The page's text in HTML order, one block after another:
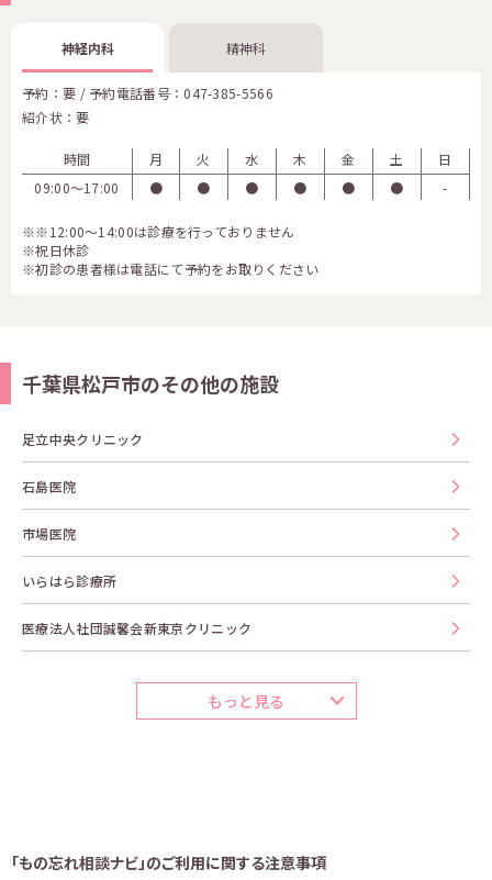
神経内科 精神科
予約：要 / 予約電話番号： 047-385-5566
紹介状：要
時間 月 火 水 木 金 土
日
09:00〜17:00
● ● ● ● ● ● -
※※12:00～14:00は診療を行っておりません
※祝日休診
※初診の患者様は電話にて予約をお取りください
千葉県松戸市のその他の施設
足立中央クリニック
石島医院
市場医院
いらはら診療所
医療法人社団誠馨会新東京クリニック
もっと見る
「もの忘れ相談ナビ」のご利用に関する注意事項